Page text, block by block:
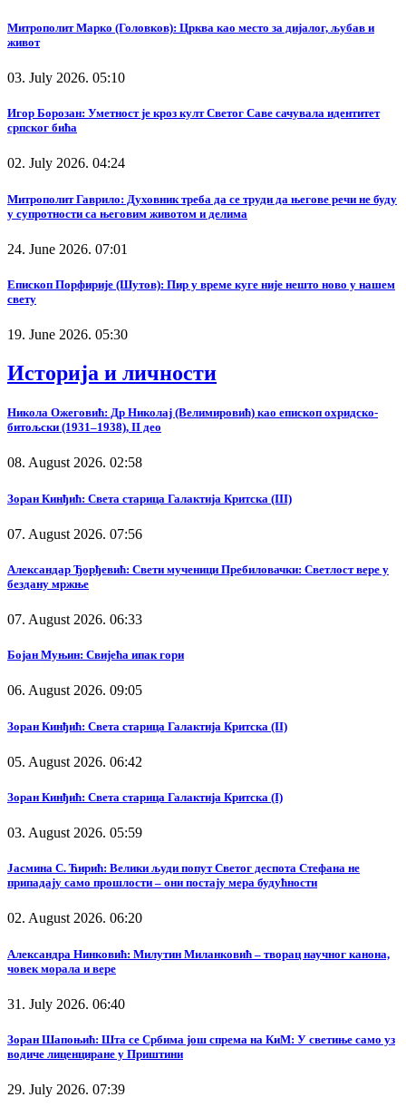
Митрополит Марко (Головков): Црква као место за дијалог, љубав и
живот
03. July 2026. 05:10
Игор Борозан: Уметност је кроз култ Светог Саве сачувала идентитет
српског бића
02. July 2026. 04:24
Митрополит Гаврило: Духовник треба да се труди да његове речи не буду
у супротности са његовим животом и делима
24. June 2026. 07:01
Епископ Порфирије (Шутов): Пир у време куге није нешто ново у нашем
свету
19. June 2026. 05:30
Историја и личности
Никола Ожеговић: Др Николај (Велимировић) као епископ охридско-
битољски (1931–1938), II део
08. August 2026. 02:58
Зоран Кинђић: Света старица Галактија Критска (III)
07. August 2026. 07:56
Александар Ђорђевић: Свети мученици Пребиловачки: Светлост вере у
бездану мржње
07. August 2026. 06:33
Бојан Муњин: Свијећа ипак гори
06. August 2026. 09:05
Зоран Кинђић: Света старица Галактија Критска (II)
05. August 2026. 06:42
Зоран Кинђић: Света старица Галактија Критска (I)
03. August 2026. 05:59
Јасмина С. Ћирић: Велики људи попут Светог деспота Стефана не
припадају само прошлости – они постају мера будућности
02. August 2026. 06:20
Александра Нинковић: Милутин Миланковић – творац научног канона,
човек морала и вере
31. July 2026. 06:40
Зоран Шапоњић: Шта се Србима још спрема на КиМ: У светиње само уз
водиче лиценциране у Приштини
29. July 2026. 07:39